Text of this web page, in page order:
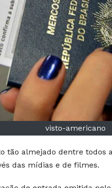
visto-americano
tão almejado dentre todos
das mídias e de filmes.